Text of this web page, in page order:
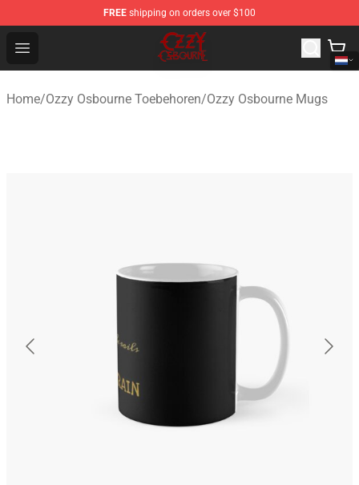
FREE shipping on orders over $100
Open menu
Ozzy Osbourne Store - Official Ozzy Osbourne
Home/Ozzy Osbourne Toebehoren/Ozzy Osbourne Mugs